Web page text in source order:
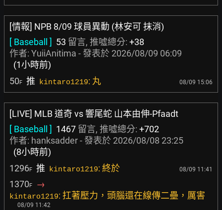
[情報] NPB 8/09 球員異動 (林安可 抹消)
[ Baseball ] 53 留言, 推噓總分: +38
作者: YuiiAnitima - 發表於 2026/08/09 06:09
(1小時前)
50F 推 kintaro1219: 丸 08/09 15:06
[LIVE] MLB 道奇 vs 響尾蛇 山本由伸-Pfaadt
[ Baseball ] 1467 留言, 推噓總分: +702
作者: hanksadder- 發表於 2026/08/08 23:25
(8小時前)
1296F 推 kintaro1219: 終於 08/09 11:41
1370F →
kintaro1219: 扛著壓力，頭腦還在線傳二壘，厲害
08/09 11:42